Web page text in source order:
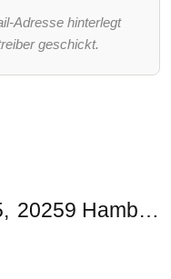
Adresse hinterlegt
geschickt.
20259 Hamburg